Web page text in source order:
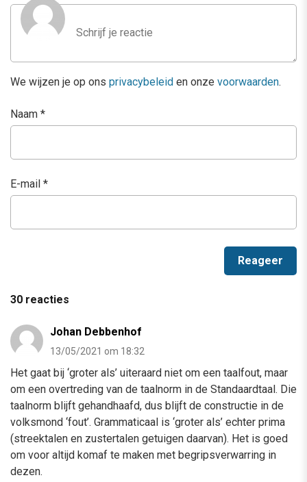
We wijzen je op ons privacybeleid en onze voorwaarden.
Naam *
E-mail *
30 reacties
Johan Debbenhof
13/05/2021 om 18:32
Het gaat bij ‘groter als’ uiteraard niet om een taalfout, maar
om een overtreding van de taalnorm in de Standaardtaal. Die
taalnorm blijft gehandhaafd, dus blijft de constructie in de
volksmond ‘fout’. Grammaticaal is ‘groter als’ echter prima
(streektalen en zustertalen getuigen daarvan). Het is goed
om voor altijd komaf te maken met begripsverwarring in
dezen.